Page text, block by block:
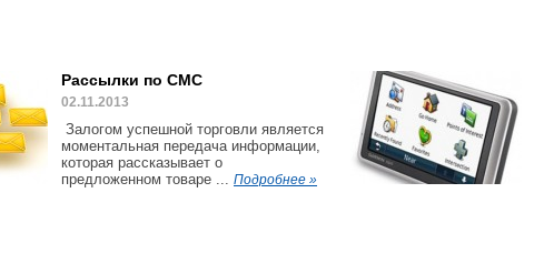
Рассылки по СМС
02.11.2013
Залогом успешной торговли является
моментальная передача информации,
которая рассказывает о
предложенном товаре ... Подробнее »